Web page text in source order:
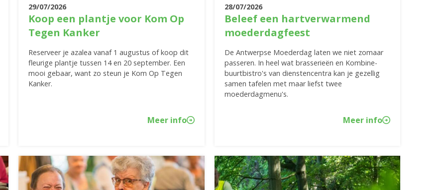
29/07/2026
Koop een plantje voor Kom Op
Tegen Kanker
Reserveer je azalea vanaf 1 augustus of koop dit
fleurige plantje tussen 14 en 20 september. Een
mooi gebaar, want zo steun je Kom Op Tegen
Kanker.
Meer info
28/07/2026
Beleef een hartverwarmend
moederdagfeest
De Antwerpse Moederdag laten we niet zomaar
passeren. In heel wat brasserieën en Kombine-
buurtbistro's van dienstencentra kan je gezellig
samen tafelen met maar liefst twee
moederdagmenu's.
Meer info